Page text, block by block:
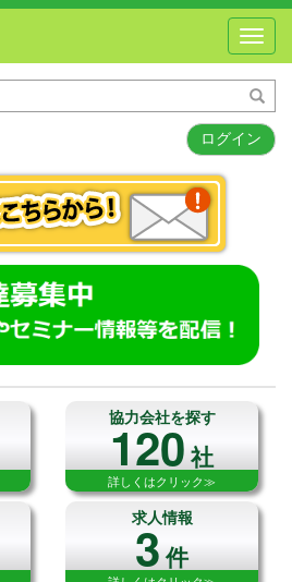
ログイン
協力会社を探す
120社
詳しくはクリック≫
求人情報
3件